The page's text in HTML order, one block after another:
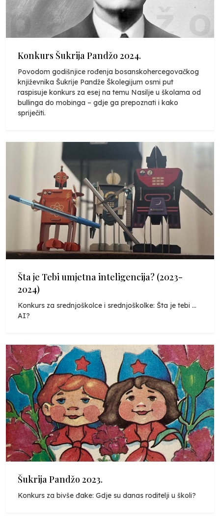
Konkurs Šukrija Pandžo 2024.
Povodom godišnjice rođenja bosanskohercegovačkog
književnika Šukrije Pandže Školegijum osmi put
raspisuje konkurs za esej na temu Nasilje u školama od
bullinga do mobinga – gdje ga prepoznati i kako
spriječiti.
Šta je Tebi umjetna inteligencija? (2023-
2024)
Konkurs za srednjoškolce i srednjoškolke: Šta je tebi ...
AI?
Šukrija Pandžo 2023.
Konkurs za bivše đake: Gdje su danas roditelji u školi?